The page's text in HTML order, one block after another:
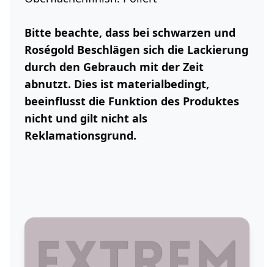
Bitte beachte, dass bei schwarzen und
Roségold Beschlägen sich die Lackierung
durch den Gebrauch mit der Zeit
abnutzt. Dies ist materialbedingt,
beeinflusst die Funktion des Produktes
nicht und gilt nicht als
Reklamationsgrund.